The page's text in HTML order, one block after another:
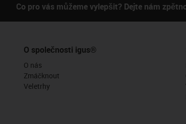
Co pro vás můžeme vylepšit? Dejte nám
O společnosti igus®
O nás
Zmáčknout
Veletrhy